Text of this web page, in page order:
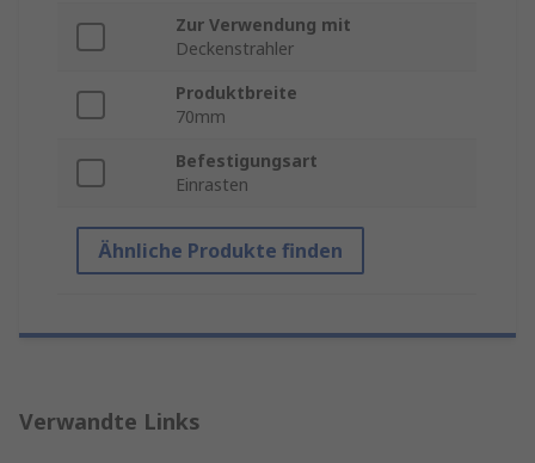
Zur Verwendung mit
Deckenstrahler
Produktbreite
70mm
Befestigungsart
Einrasten
Ähnliche Produkte finden
Verwandte Links